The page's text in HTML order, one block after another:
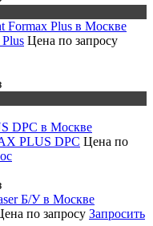
Цена по запросу
PLUS DPC Цена по
по запросу Запросить